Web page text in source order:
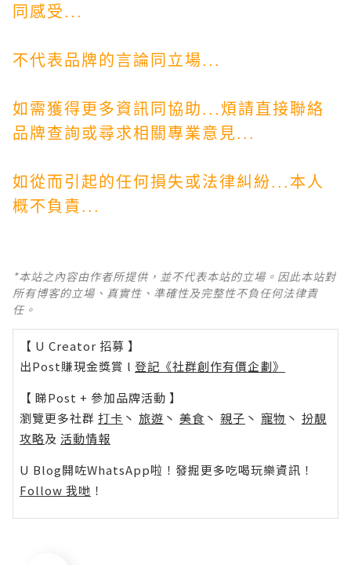
同感受...
不代表品牌的言論同立場...
如需獲得更多資訊同協助...煩請直接聯絡
品牌查詢或尋求相關專業意見...
如從而引起的任何損失或法律糾紛...本人
概不負責...
*本站之內容由作者所提供，並不代表本站的立場。因此本站對
所有博客的立場、真實性、準確性及完整性不負任何法律責
任。
【 U Creator 招募 】
出Post賺現金獎賞 l 登記《社群創作有價企劃》
【 睇Post + 參加品牌活動 】
瀏覽更多社群 打卡 丶 旅遊 丶 美食 丶 親子 丶 寵物 丶 扮靚
攻略及 活動情報
U Blog開咗WhatsApp啦！發掘更多吃喝玩樂資訊！
Follow 我哋 ！